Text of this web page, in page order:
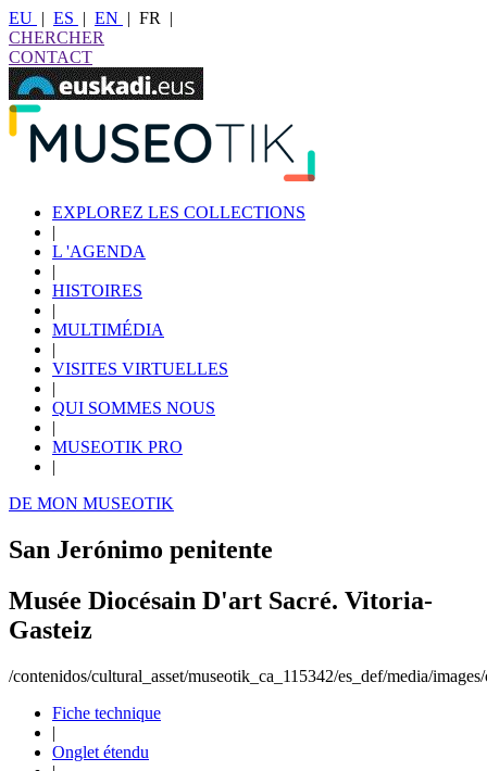
EU | ES | EN | FR
|
CHERCHER
CONTACT
EXPLOREZ LES COLLECTIONS
|
L 'AGENDA
|
HISTOIRES
|
MULTIMÉDIA
|
VISITES VIRTUELLES
|
QUI SOMMES NOUS
|
MUSEOTIK PRO
|
DE MON MUSEOTIK
San Jerónimo penitente
Musée Diocésain D'art Sacré. Vitoria-
Gasteiz
/contenidos/cultural_asset/museotik_ca_115342/es_def/media/
Fiche technique
|
Onglet étendu